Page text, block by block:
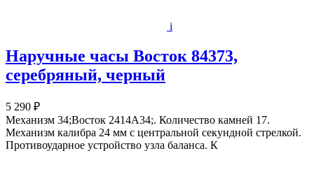
i
Наручные часы Восток 84373,
серебряный, черный
5 290 ₽
Механизм 34;Восток 2414А34;. Количество камней 17.
Механизм калибра 24 мм с центральной секундной стрелкой.
Противоударное устройство узла баланса. К